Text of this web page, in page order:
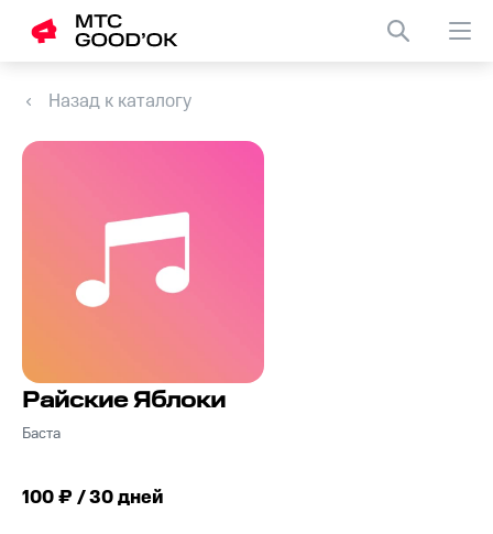
Назад к каталогу
Райские Яблоки
Баста
100 ₽ / 30 дней